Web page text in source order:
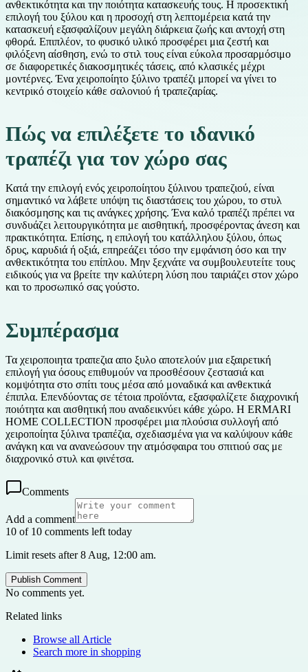
ανθεκτικότητα και την ποιότητα κατασκευής τους. Η προσεκτική
επιλογή του ξύλου και η προσοχή στη λεπτομέρεια κατά την
κατασκευή εξασφαλίζουν μεγάλη διάρκεια ζωής και αντοχή στη
φθορά. Επιπλέον, το φυσικό υλικό προσφέρει μια ζεστή και
φιλόξενη αίσθηση, ενώ το στιλ τους είναι εύκολα προσαρμόσιμο
σε διαφορετικές διακοσμητικές τάσεις, από κλασικές μέχρι
μοντέρνες. Ένα χειροποίητο ξύλινο τραπέζι μπορεί να γίνει το
κεντρικό στοιχείο κάθε σαλονιού ή τραπεζαρίας.
Πώς να επιλέξετε το ιδανικό
τραπέζι για τον χώρο σας
Κατά την επιλογή ενός χειροποίητου ξύλινου τραπεζιού, είναι
σημαντικό να λάβετε υπόψη τις διαστάσεις του χώρου, το στυλ
διακόσμησης και τις ανάγκες χρήσης. Ένα καλό τραπέζι πρέπει να
συνδυάζει λειτουργικότητα με αισθητική, προσφέροντας άνεση και
πρακτικότητα. Επίσης, η επιλογή του κατάλληλου ξύλου, όπως
δρυς, καρυδιά ή οξιά, επηρεάζει τόσο την εμφάνιση όσο και την
ανθεκτικότητα του επίπλου. Μην ξεχνάτε να συμβουλευτείτε τους
ειδικούς για να βρείτε την καλύτερη λύση που ταιριάζει στον χώρο
και το προσωπικό σας γούστο.
Συμπέρασμα
Τα χειροποιητα τραπεζια απο ξυλο αποτελούν μια εξαιρετική
επιλογή για όσους επιθυμούν να προσθέσουν ζεστασιά και
κομψότητα στο σπίτι τους μέσα από μοναδικά και ανθεκτικά
έπιπλα. Επενδύοντας σε τέτοια προϊόντα, εξασφαλίζετε διαχρονική
ποιότητα και αισθητική που αναδεικνύει κάθε χώρο. Η ERMARI
HOME COLLECTION προσφέρει μια πλούσια συλλογή από
χειροποίητα ξύλινα τραπέζια, σχεδιασμένα για να καλύψουν κάθε
ανάγκη και να ανανεώσουν την ατμόσφαιρα του σπιτιού σας με
διαχρονικό στυλ και φινέτσα.
Comments
Add a comment
10 of 10 comments left today
Limit resets after 8 Aug, 12:00 am.
Publish Comment
No comments yet.
Related links
Browse all Article
Search more in shopping